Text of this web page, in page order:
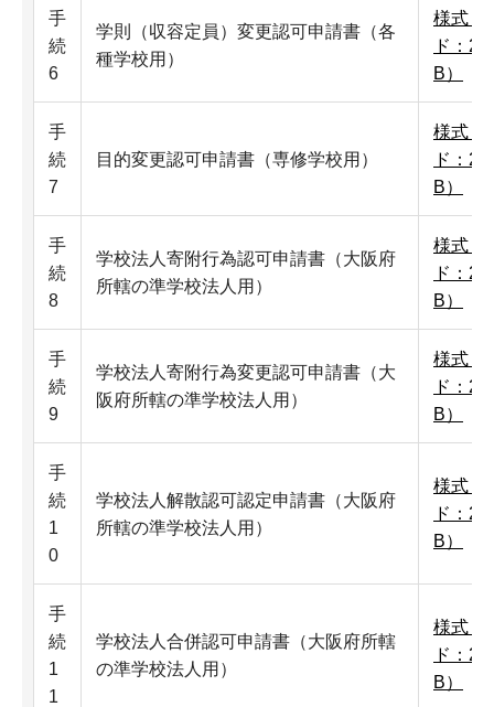
手
続
6
学則（収容定員）変更認可申請書（各
種学校用）
様式（
ド：
B）
手
続
7
目的変更認可申請書（専修学校用）
様式（
ド：
B）
手
続
8
学校法人寄附行為認可申請書（大阪府
所轄の準学校法人用）
様式（
ド：
B）
手
続
9
学校法人寄附行為変更認可申請書（大
阪府所轄の準学校法人用）
様式（
ド：
B）
手
続
1
0
学校法人解散認可認定申請書（大阪府
所轄の準学校法人用）
様式（
ド：
B）
手
続
1
1
学校法人合併認可申請書（大阪府所轄
の準学校法人用）
様式（
ド：
B）